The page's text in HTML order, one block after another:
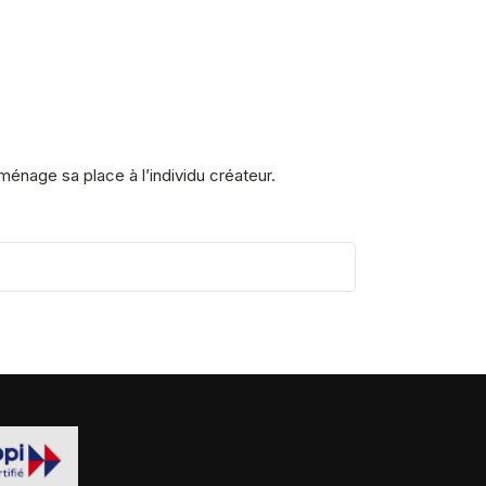
sa place à l’individu créateur.